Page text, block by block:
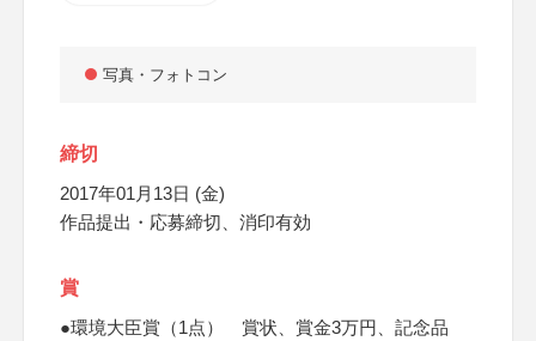
写真・フォトコン
締切
2017年01月13日 (金)
作品提出・応募締切、消印有効
賞
●環境大臣賞（1点） 賞状、賞金3万円、記念品